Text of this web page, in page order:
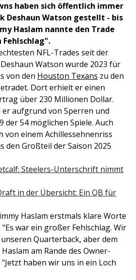
haben sich öffentlich immer
Deshaun Watson gestellt - bis
Haslam nannte den Trade
NFL-Trades seit der
Watson wurde 2023 für
von den Houston Texans zu den
Dort erhielt er einen
über 230 Millionen Dollar.
er aufgrund von Sperren und
der 54 möglichen Spiele. Auch
von einem Achillessehnenriss
den Großteil der Saison 2025
Steelers-Unterschrift nimmt
in der Übersicht: Ein QB für
Haslam erstmals klare Worte
war ein großer Fehlschlag. Wir
Quarterback, aber dem
am Rande des Owner-
haben wir uns in ein Loch